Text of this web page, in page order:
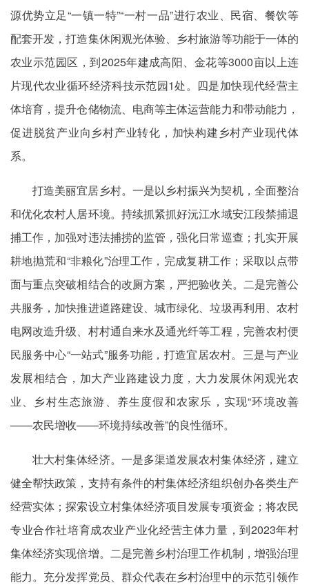
源优势立足“一镇一特”“一村一品”进行农业、民宿、餐饮等
配套开发，打造集休闲观光体验、乡村旅游等功能于一体的
农业示范园区，到2025年建成高阳、金花等3000亩以上连
片现代农业循环经济科技示范园1处。四是加快现代经营主
体培育，提升仓储物流、电商等主体运营能力和带动能力，
促进脱贫产业向乡村产业转化，加快构建乡村产业现代体
系。
打造美丽宜居乡村。一是以乡村振兴为契机，全面整治
和优化农村人居环境。持续抓紧抓好沅江水域安江段禁捕退
捕工作，加强对违法捕捞的监管，强化日常巡查；扎实开展
耕地抛荒和“非粮化”治理工作，完成复耕工作；采取以点带
面与重点突破相结合的改厕方案，严把验收关。二是完善公
共服务，加快推进道路建设、城市绿化、垃圾再利用、农村
电网改造升级、村村通自来水及通光纤等工程，完善农村便
民服务中心“一站式”服务功能，打造宜居农村。三是与产业
发展相结合，加大产业路建设力度，大力发展休闲观光农
业、乡村生态旅游、养生度假和农家乐，实现“环境改善
——农民增收——环境持续改善”的良性循环。
壮大村集体经济。一是多渠道发展农村集体经济，建立
健全帮扶政策，支持有条件的村集体经济组织创办各类生产
经营实体；探索设立村集体经济项目发展专项资金；将农民
专业合作社培育成农业产业化经营主体力量，到2023年村
集体经济实现倍增。二是完善乡村治理工作机制，增强治理
能力。充分发挥党员、群众代表在乡村治理中的示范引领作